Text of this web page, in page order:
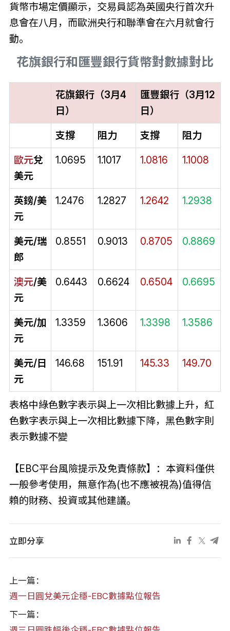
貨幣市場定價顯示，交易員認為英國央行首次升
息會在八月，而歐洲央行和聯準會在六月就會行
動。
花旗銀行和匯豐銀行貨幣對數據對比
花旗銀行（3月4
日）
匯豐銀行（3月12
日）
支撐
阻力 支撐
阻力
歐元兌
美元
1.0695 1.1017 1.0816 1.1008
英鎊/美
元
1.2476 1.2827 1.2642 1.2938
美元/瑞
郎
0.8551 0.9013 0.8705 0.8869
澳元/美
元
0.6443 0.6624 0.6504 0.6695
美元/加
元
1.3359 1.3606 1.3398 1.3586
美元/日
元
146.68 151.91 145.33 149.70
表格中綠色數字表示與上一次相比數據上升，紅
色數字表示與上一次相比數據下降，黑色數字則
表示數據不變
【EBC平台風險提示及免責條款】：本資料僅供
一般參考使用，無意作為(也不應被視為)值得信
賴的財務、投資或其他建議。
立即分享
上一篇：
週一日圓兌美元企穩-EBC數據點位報告
下一篇：